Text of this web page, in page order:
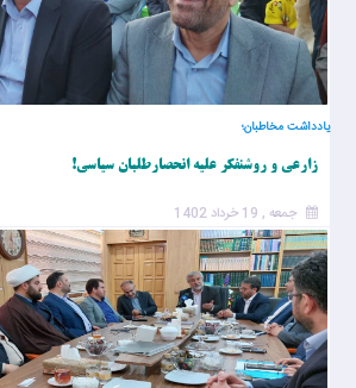
یادداشت مخاطبان؛
زارعی و روشنفکر علیه انحصارطلبان سیاسی!
جمعه , 19 خرداد 1402